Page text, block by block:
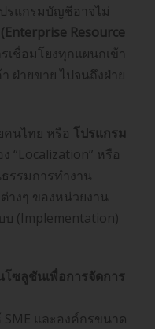
รแกรมบัญชีอาจไม่
Resource
เชื่อมโยงทุกแผนกเข้า
ฝ่ายขาย ไปจนถึงฝ่าย
คนไทย หรือ โปรแกรม
“Localization” หรือ
รรมการทำงาน
างๆ ของหน่วยงาน
บ (Implementation)
โซลูชันเพื่อการจัดการ
และองค์กรขนาด